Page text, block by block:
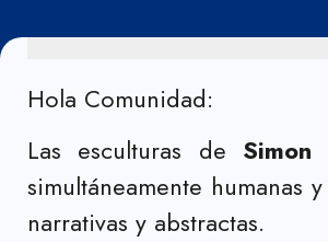
Hola Comunidad:
Las esculturas de Simon
simultáneamente humanas
narrativas y abstractas.